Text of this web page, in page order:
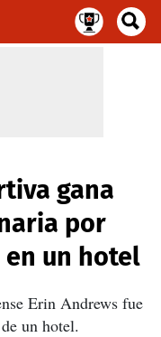
gana
por
un hotel
Erin Andrews fue
un hotel.